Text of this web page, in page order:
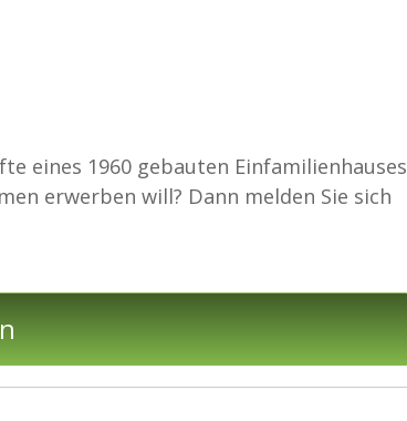
eines 1960 gebauten Einfamilienhauses
erwerben will? Dann melden Sie sich